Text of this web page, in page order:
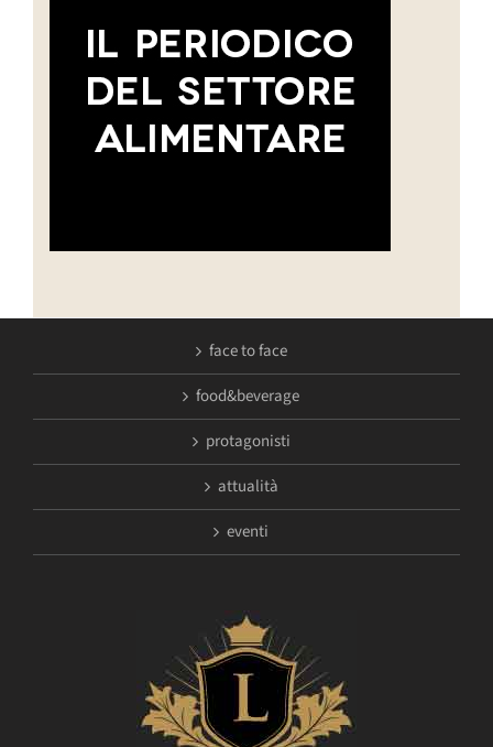
face to face
food&beverage
protagonisti
attualità
eventi